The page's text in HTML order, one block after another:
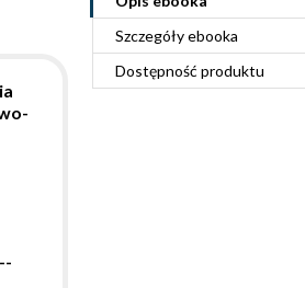
Szczegółyebooka
Dostępność produktu